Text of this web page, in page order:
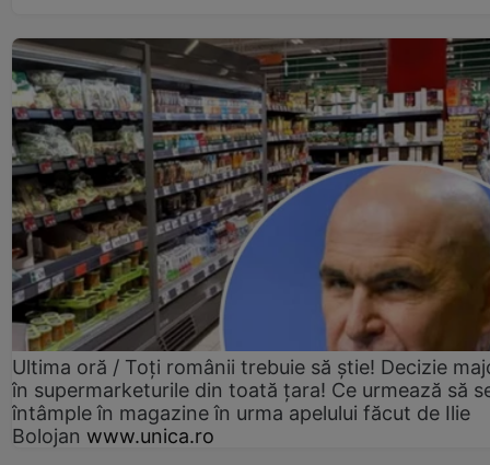
Ultima oră / Toți românii trebuie să știe! Decizie
în supermarketurile din toată țara! Ce urmează să
întâmple în magazine în urma apelului făcut de Ilie
Bolojan www.unica.ro